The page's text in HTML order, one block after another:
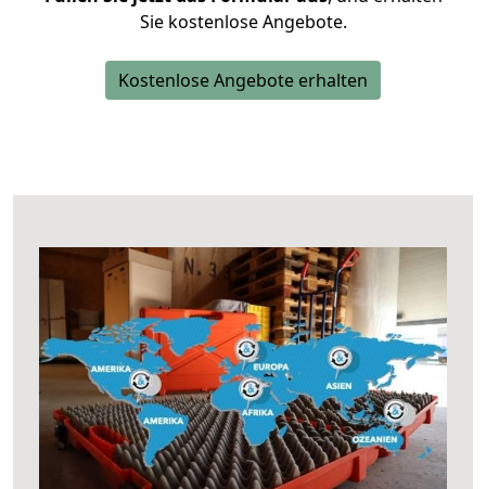
Sie kostenlose Angebote.
Kostenlose Angebote erhalten